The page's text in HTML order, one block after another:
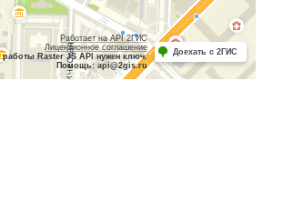
Работает на API 2ГИС
Лицензионное соглашение
работы Raster JS API нужен ключ.
Помощь: api@2gis.ru
Доехать с 2ГИС